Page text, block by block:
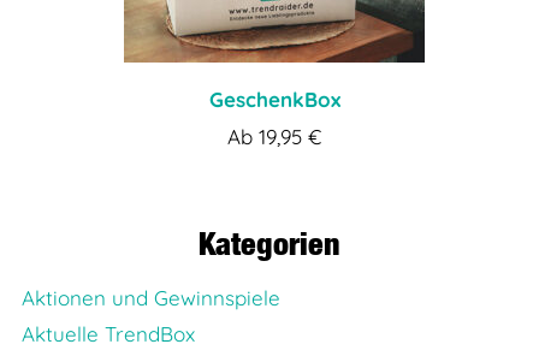
GeschenkBox
Ab 19,95 €
Kategorien
Aktionen und Gewinnspiele
Aktuelle TrendBox